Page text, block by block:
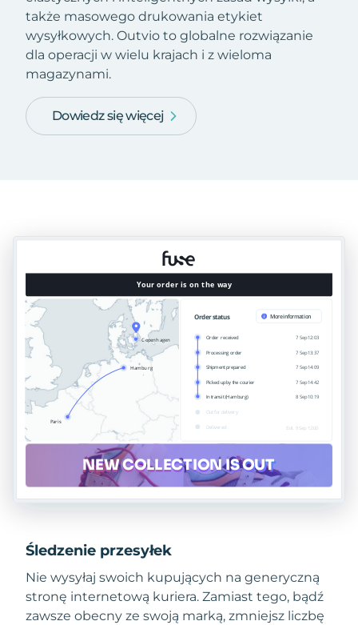
także masowego drukowania etykiet
wysyłkowych. Outvio to globalne rozwiązanie
dla operacji w wielu krajach i z wieloma
magazynami.
Dowiedz się więcej
Śledzenie przesyłek
Nie wysyłaj swoich kupujących na generyczną
stronę internetową kuriera. Zamiast tego, bądź
zawsze obecny ze swoją marką, zmniejsz liczbę